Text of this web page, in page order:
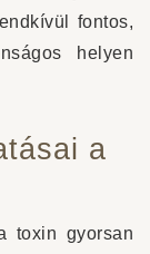
fontos,
helyen
a
toxin gyorsan